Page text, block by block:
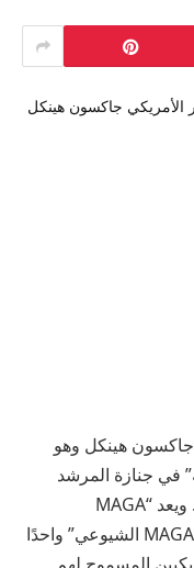
جاكسون هينكل وهو
في جنازة المرشد
الأعلى الإيراني علي خامنئي في طهران. ويعد “MAGA
الشيوعي” الذي يطلق على نفسه اسم “MAGA الشيوعي” واحدًا